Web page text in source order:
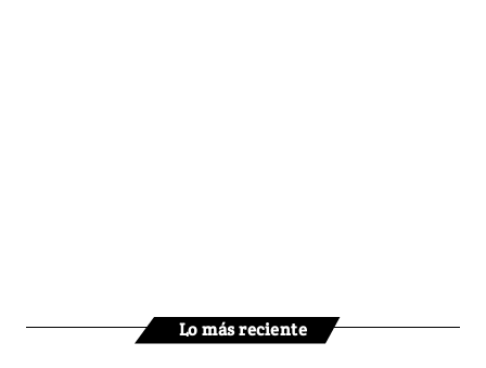
Lo más reciente